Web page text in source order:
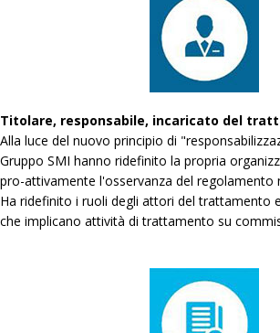
Titolare, responsabile, incaricato del
Alla luce del nuovo principio di
Gruppo SMI hanno ridefinito la propria
pro-attivamente l'osservanza del regolamento
Ha ridefinito i ruoli degli attori del trattamento
che implicano attività di trattamento su